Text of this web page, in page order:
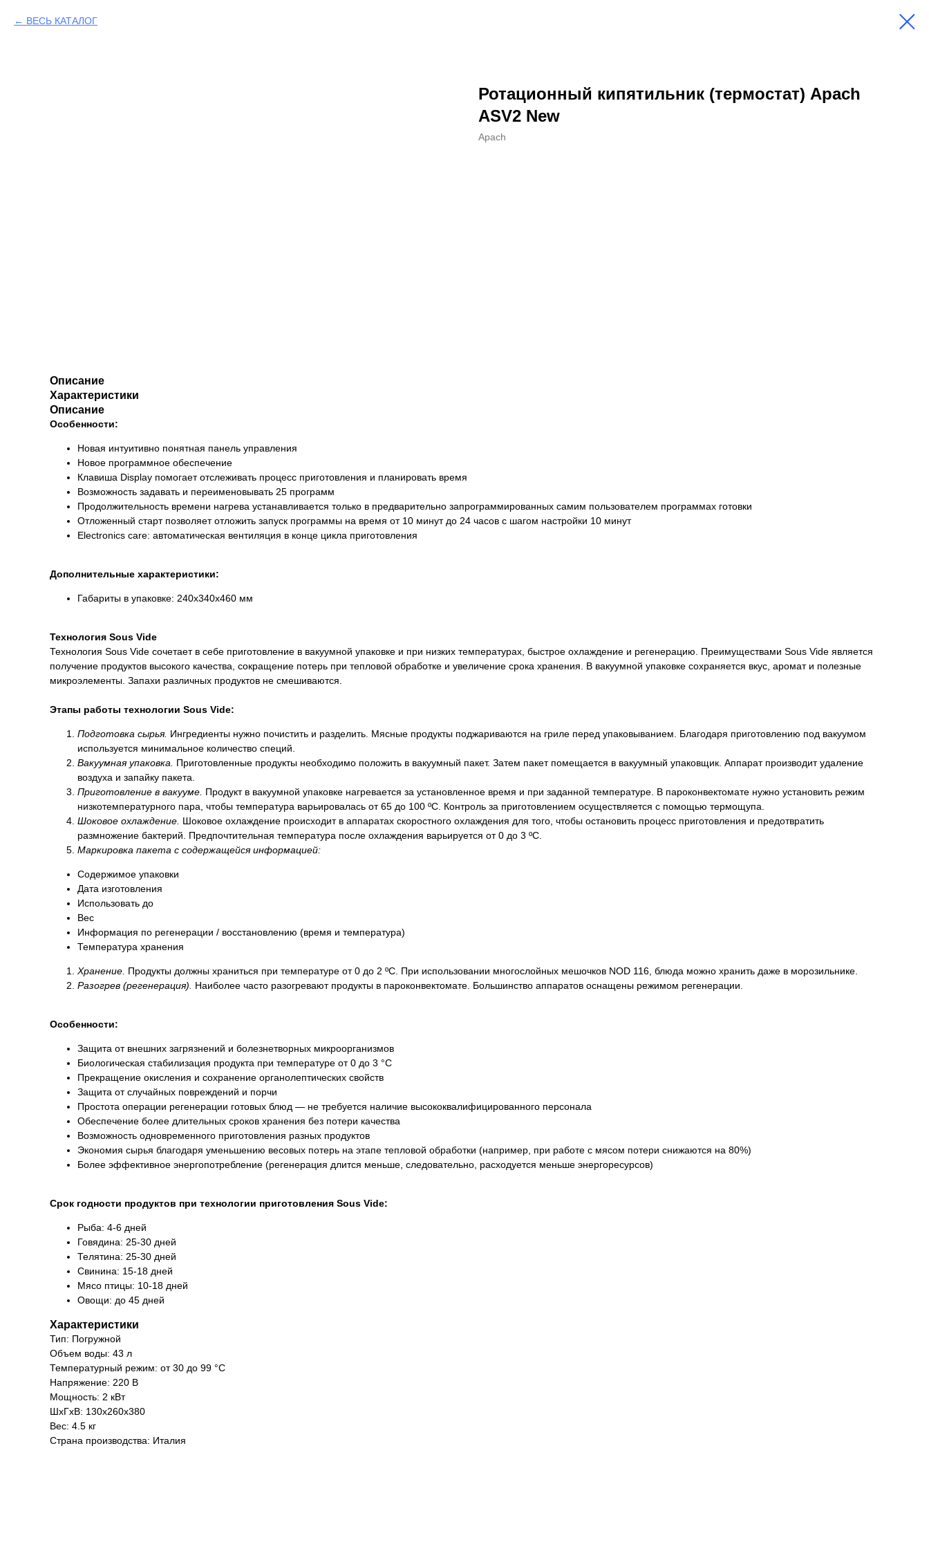
ВЕСЬ КАТАЛОГ
Ротационный кипятильник (термостат) Apach
ASV2 New
Apach
Описание
Характеристики
Описание
Особенности:
Новая интуитивно понятная панель управления
Новое программное обеспечение
Клавиша Display помогает отслеживать процесс приготовления и планировать время
Возможность задавать и переименовывать 25 программ
Продолжительность времени нагрева устанавливается только в предварительно запрограммированных самим пользователем программах готовки
Отложенный старт позволяет отложить запуск программы на время от 10 минут до 24 часов с шагом настройки 10 минут
Electronics care: автоматическая вентиляция в конце цикла приготовления
Дополнительные характеристики:
Габариты в упаковке: 240х340х460 мм
Технология Sous Vide
Технология Sous Vide сочетает в себе приготовление в вакуумной упаковке и при низких температурах, быстрое охлаждение и регенерацию. Преимуществами Sous Vide является
получение продуктов высокого качества, сокращение потерь при тепловой обработке и увеличение срока хранения. В вакуумной упаковке сохраняется вкус, аромат и полезные
микроэлементы. Запахи различных продуктов не смешиваются.
Этапы работы технологии Sous Vide:
Подготовка сырья. ​Ингредиенты нужно почистить и разделить. Мясные продукты поджариваются на гриле перед упаковыванием. Благодаря приготовлению под вакуумом
используется минимальное количество специй.
Вакуумная упаковка.
Приготовленные продукты необходимо положить в вакуумный пакет. Затем пакет помещается в вакуумный упаковщик. Аппарат производит удаление
воздуха и запайку пакета.
Приготовление в вакууме. Продукт в вакуумной упаковке нагревается за установленное время и при заданной температуре. В пароконвектомате нужно установить режим
низкотемпературного пара, чтобы температура варьировалась от 65 до 100 ºС. Контроль за приготовлением осуществляется с помощью термощупа.
Шоковое охлаждение. Шоковое охлаждение происходит в аппаратах скоростного охлаждения для того, чтобы остановить процесс приготовления и предотвратить
размножение бактерий. Предпочтительная температура после охлаждения варьируется от 0 до 3 ºС.
Маркировка пакета с содержащейся информацией:​
Содержимое упаковки
Дата изготовления
Использовать до
Вес
Информация по регенерации / восстановлению (время и температура)
Температура хранения
Хранение. Продукты должны храниться при температуре от 0 до 2 ºС. При использовании многослойных мешочков NOD 116, блюда можно хранить даже в морозильнике.
Разогрев (регенерация).
Наиболее часто разогревают продукты в пароконвектомате. Большинство аппаратов оснащены режимом регенерации.
Особенности:
Защита ​от внешних загрязнений и болезнетворных микроорганизмов
Биологическая стабилизация продукта при температуре от 0 до 3 °С
Прекращение окисления и сохранение органолептических свойств
Защита от случайных повреждений и порчи
Простота операции регенерации готовых блюд — не требуется наличие высококвалифицированного персонала
Обеспечение более длительных сроков хранения без потери качества
Возможность одновременного приготовления разных продуктов
Экономия сырья благодаря уменьшению весовых потерь на этапе тепловой обработки (например, при работе с мясом потери снижаются на 80%)
Более эффективное энергопотребление (регенерация длится меньше, следовательно, расходуется меньше энергоресурсов)
Срок годности продуктов при технологии приготовления Sous Vide:
Рыба: 4-6 дней
Говядина: 25-30 дней
Телятина: 25-30 дней
Свинина: 15-18 дней
Мясо птицы: 10-18 дней
Овощи: до 45 дней
Характеристики
Тип: Погружной
Объем воды: 43 л
Температурный режим: от 30 до 99 °С
Напряжение: 220 В
Мощность: 2 кВт
ШхГхВ: 130х260х380
Вес: 4.5 кг
Страна производства: Италия